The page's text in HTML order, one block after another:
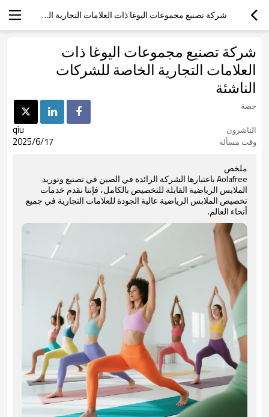
شركة تصنيع مجموعات اليوغا ذات العلامات التجارية الخاصة للشركات الناشئة
شركة تصنيع مجموعات اليوغا ذات
العلامات التجارية الخاصة للشركات
الناشئة
حصة
الناشرون
qiu
وقت مسألة 2025/6/17
ملخص
Aolafree باعتبارها الشركة الرائدة في الصين في تصنيع وتوريد
الملابس الرياضية القابلة للتخصيص بالكامل، فإننا نقدم خدمات
تخصيص الملابس الرياضية عالية الجودة للعلامات التجارية في جميع
أنحاء العالم.